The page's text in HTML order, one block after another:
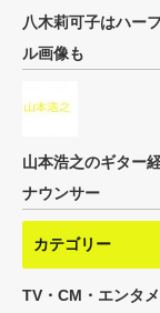
八木莉可子はハー
ル画像も
山本浩之のギター
ナウンサー
カテゴリー
TV・CM・エンタメ